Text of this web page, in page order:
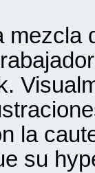
mezcla
la
su